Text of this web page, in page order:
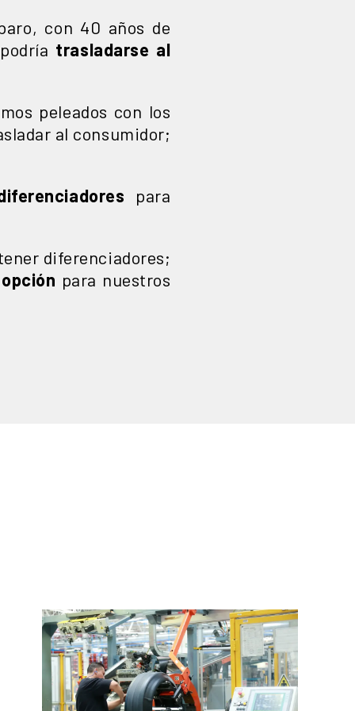
con 40 años de
trasladarse al
peleados con los
al consumidor;
para
diferenciadores;
para nuestros